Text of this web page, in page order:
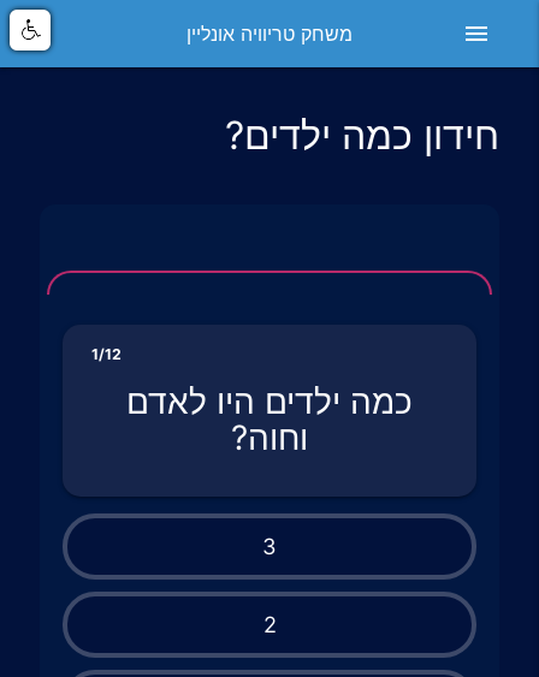
menu משחק טריוויה אונליין
חידון כמה ילדים?
1/12
כמה ילדים היו לאדם
וחוה?
3
2